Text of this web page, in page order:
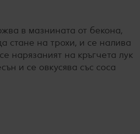
в мазнината от бекона,
стане на трохи, и се налива
нарязаният на кръгчета лук
и се овкусява със соса